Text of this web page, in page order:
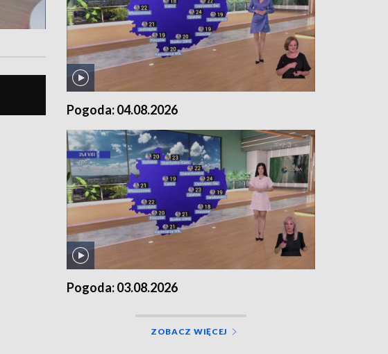
Pogoda: 04.08.2026
Pogoda: 03.08.2026
ZOBACZ WIĘCEJ